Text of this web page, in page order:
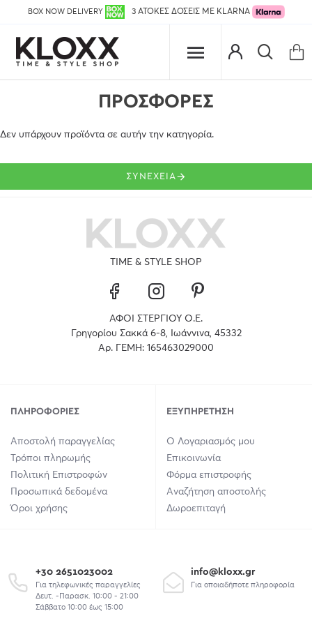
BOX NOW DELIVERY 3 ΑΤΟΚΕΣ ΔΟΣΕΙΣ ΜΕ KLARNA
ΠΡΟΣΦΟΡΕΣ
Δεν υπάρχουν προϊόντα σε αυτήν την κατηγορία.
ΣΥΝΈΧΕΙΑ
TIME & STYLE SHOP
ΑΦΟΙ ΣΤΕΡΓΙΟΥ Ο.Ε.
Γρηγορίου Σακκά 6-8, Ιωάννινα, 45332
Αρ. ΓΕΜΗ: 165463029000
ΠΛΗΡΟΦΟΡΊΕΣ
Αποστολή παραγγελίας
Τρόποι πληρωμής
Πολιτική Επιστροφών
Προσωπικά δεδομένα
Όροι χρήσης
ΕΞΥΠΗΡΈΤΗΣΗ
Ο Λογαριασμός μου
Επικοινωνία
Φόρμα επιστροφής
Αναζήτηση αποστολής
Δωροεπιταγή
+30 2651023002
Για τηλεφωνικές παραγγελίες
Δευτ. -Παρασκ. 10:00 - 21:00
Σάββατο 10:00 έως 15:00
info@kloxx.gr
Για οποιαδήποτε πληροφορία